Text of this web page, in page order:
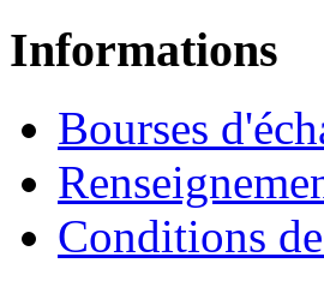
Informations
Bourses
Conditions